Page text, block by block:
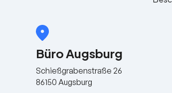
Büro Augsburg
Schießgrabenstraße 26
86150 Augsburg